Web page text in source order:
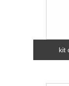
kit